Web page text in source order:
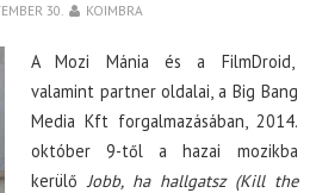
30. KOIMBRA
A Mozi Mánia és a FilmDroid,
valamint partner oldalai, a Big Bang
Media Kft forgalmazásában, 2014.
október 9-től a hazai mozikba
kerülő Jobb, ha hallgatsz (Kill the